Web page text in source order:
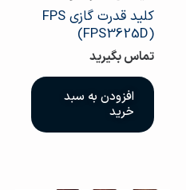
کلید قدرت گازی FPS
(FPS3625D)
تماس بگیرید
افزودن به سبد
خرید